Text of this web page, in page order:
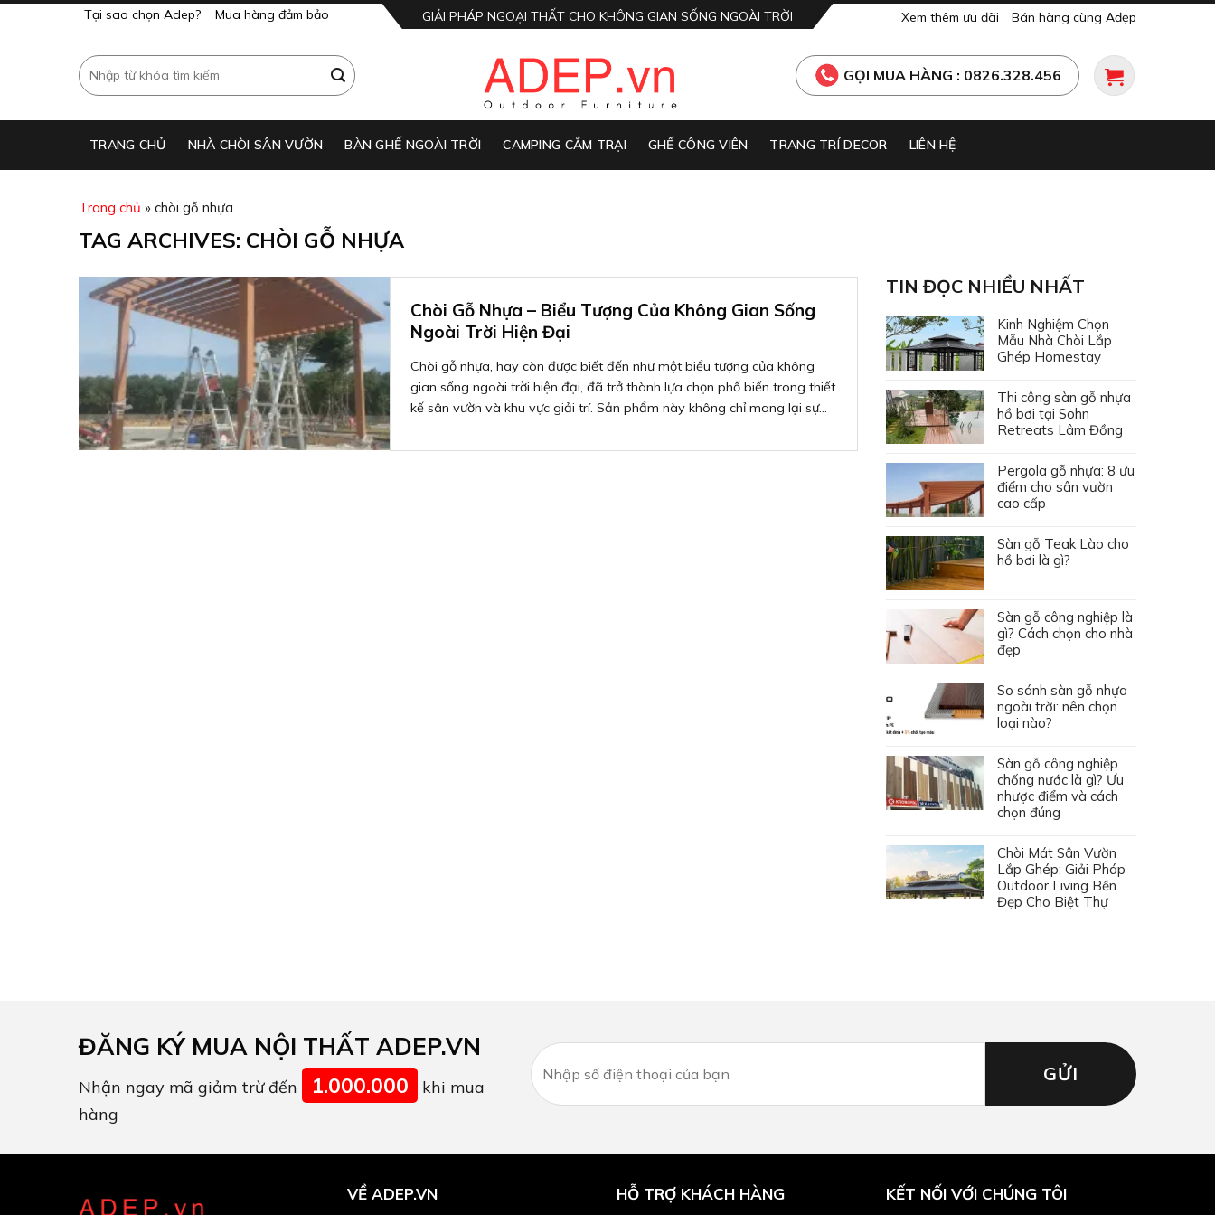
Tại sao chọn Adep? Mua hàng đảm bảo GIẢI PHÁP NGOẠI THẤT CHO KHÔNG GIAN SỐNG NGOÀI TRỜI Xem thêm ưu đãi Bán hàng cùng Ađẹp
Search
for:
GỌI MUA HÀNG : 0826.328.456
TRANG CHỦ NHÀ CHÒI SÂN VƯỜN BÀN GHẾ NGOÀI TRỜI CAMPING CẮM TRẠI GHẾ CÔNG VIÊN TRANG TRÍ DECOR LIÊN HỆ
Trang chủ » chòi gỗ nhựa
TAG ARCHIVES: CHÒI GỖ NHỰA
Chòi Gỗ Nhựa – Biểu Tượng Của Không Gian Sống
Ngoài Trời Hiện Đại
Chòi gỗ nhựa, hay còn được biết đến như một biểu tượng của không
gian sống ngoài trời hiện đại, đã trở thành lựa chọn phổ biến trong thiết
kế sân vườn và khu vực giải trí. Sản phẩm này không chỉ mang lại sự...
TIN ĐỌC NHIỀU NHẤT
Kinh Nghiệm Chọn
Mẫu Nhà Chòi Lắp
Ghép Homestay
Thi công sàn gỗ nhựa
hồ bơi tại Sohn
Retreats Lâm Đồng
Pergola gỗ nhựa: 8 ưu
điểm cho sân vườn
cao cấp
Sàn gỗ Teak Lào cho
hồ bơi là gì?
Sàn gỗ công nghiệp là
gì? Cách chọn cho nhà
đẹp
So sánh sàn gỗ nhựa
ngoài trời: nên chọn
loại nào?
Sàn gỗ công nghiệp
chống nước là gì? Ưu
nhược điểm và cách
chọn đúng
Chòi Mát Sân Vườn
Lắp Ghép: Giải Pháp
Outdoor Living Bền
Đẹp Cho Biệt Thự
ĐĂNG KÝ MUA NỘI THẤT ADEP.VN
Nhận ngay mã giảm trừ đến 1.000.000
khi mua
hàng
VỀ ADEP.VN HỖ TRỢ KHÁCH HÀNG KẾT NỐI VỚI CHÚNG TÔI